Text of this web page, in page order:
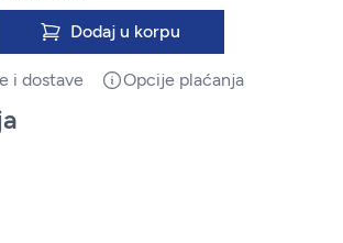
Dodaj u korpu
i dostave Opcije plaćanja